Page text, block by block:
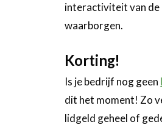
interactiviteit van de
waarborgen.
Korting!
Is je bedrijf nog geen
dit het moment! Zo
lidgeld geheel of